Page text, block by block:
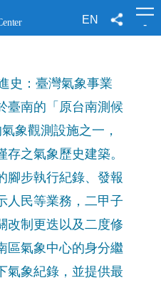
EN -
史：臺灣氣象事業
臺南的「原台南測候
象觀測設施之一，
之氣象歷史建築。
腳步執行紀錄、發報
人民等業務，二甲子
改制更迭以及二度修
區氣象中心的身分繼
氣象紀錄，並提供最